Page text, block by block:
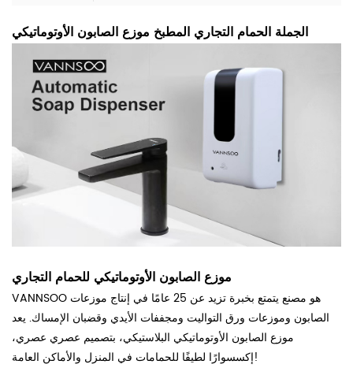
الجملة الحمام التجاري المطبخ موزع الصابون الأوتوماتيكي
موزع الصابون الأوتوماتيكي للحمام التجاري
VANNSOO هو مصنع يتمتع بخبرة تزيد عن 25 عامًا في إنتاج موزعات
الصابون وموزعات ورق التواليت ومجففات الأيدي وقضبان الإمساك. يعد
موزع الصابون الأوتوماتيكي البلاستيكي، بتصميم عصري عصري،
إكسسوارًا لطيفًا للحمامات في المنزل والأماكن العامة!